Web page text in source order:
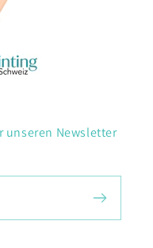
Newsletter